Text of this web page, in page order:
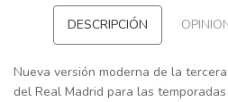
DESCRIPCIÓN
Nueva versión moderna de la
del Real Madrid para las